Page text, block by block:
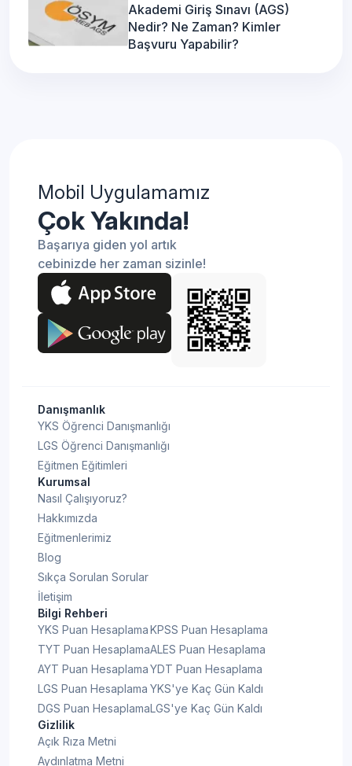
Akademi Giriş Sınavı (AGS)
Nedir? Ne Zaman? Kimler
Başvuru Yapabilir?
Mobil Uygulamamız
Çok Yakında!
Başarıya giden yol artık
cebinizde her zaman sizinle!
Danışmanlık
YKS Öğrenci Danışmanlığı
LGS Öğrenci Danışmanlığı
Eğitmen Eğitimleri
Kurumsal
Nasıl Çalışıyoruz?
Hakkımızda
Eğitmenlerimiz
Blog
Sıkça Sorulan Sorular
İletişim
Bilgi Rehberi
YKS Puan Hesaplama
TYT Puan Hesaplama
AYT Puan Hesaplama
LGS Puan Hesaplama
DGS Puan Hesaplama
KPSS Puan Hesaplama
ALES Puan Hesaplama
YDT Puan Hesaplama
YKS'ye Kaç Gün Kaldı
LGS'ye Kaç Gün Kaldı
Gizlilik
Açık Rıza Metni
Aydınlatma Metni